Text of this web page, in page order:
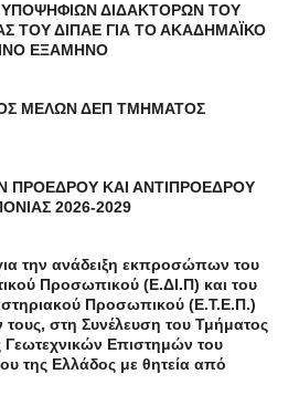
ΔΙΔΑΚΤΟΡΩΝ ΤΟΥ
ΤΟΥ ΔΙΠΑΕ ΓΙΑ ΤΟ ΑΚΑΔΗΜΑΪΚΟ
ΕΞΑΜΗΝΟ
ΜΕΛΩΝ ΔΕΠ ΤΜΗΜΑΤΟΣ
ΠΡΟΕΔΡΟΥ ΚΑΙ ΑΝΤΙΠΡΟΕΔΡΟΥ
2026-2029
την ανάδειξη εκπροσώπων του
Προσωπικού (Ε.ΔΙ.Π) και του
Προσωπικού (Ε.Τ.Ε.Π.)
στη Συνέλευση του Τμήματος
Γεωτεχνικών Επιστημών του
της Ελλάδος με θητεία από